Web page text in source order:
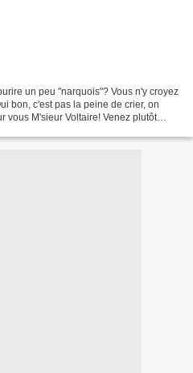
un peu "narquois"? Vous n'y croyez
bon, c'est pas la peine de crier, on
vous M'sieur Voltaire! Venez plutôt